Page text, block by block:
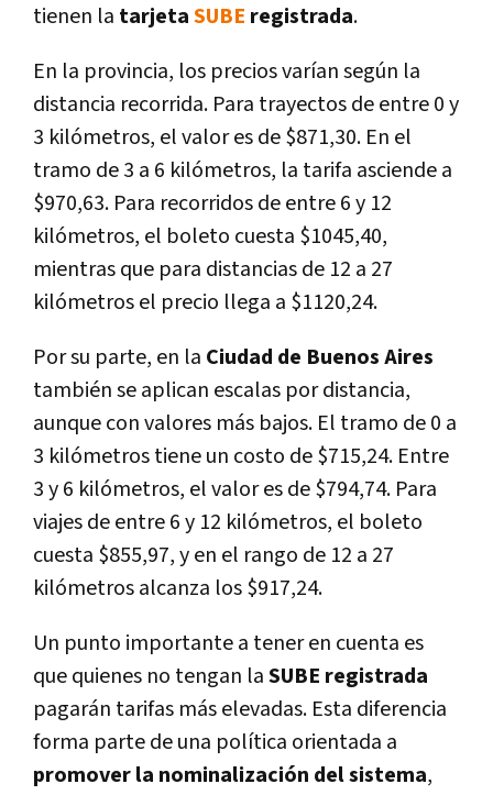
tienen la tarjetaSUBE registrada.
En la provincia, los precios varían según la
distancia recorrida. Para trayectos de entre 0 y
3 kilómetros, el valor es de $871,30. En el
tramo de 3 a 6 kilómetros, la tarifa asciende a
$970,63. Para recorridos de entre 6 y 12
kilómetros, el boleto cuesta $1045,40,
mientras que para distancias de 12 a 27
kilómetros el precio llega a $1120,24.
Por su parte, en la Ciudad de Buenos Aires
también se aplican escalas por distancia,
aunque con valores más bajos. El tramo de 0 a
3 kilómetros tiene un costo de $715,24. Entre
3 y 6 kilómetros, el valor es de $794,74. Para
viajes de entre 6 y 12 kilómetros, el boleto
cuesta $855,97, y en el rango de 12 a 27
kilómetros alcanza los $917,24.
Un punto importante a tener en cuenta es
que quienes no tengan laSUBE registrada
pagarán tarifas más elevadas. Esta diferencia
forma parte de una política orientada a
promover la nominalización del sistema,